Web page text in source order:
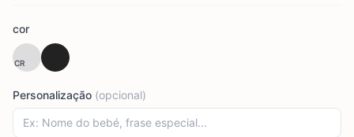
cor
CR
Personalização (opcional)